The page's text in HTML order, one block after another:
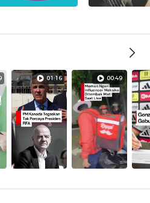
01:16 00:49